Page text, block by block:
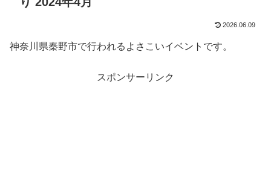
2026.06.09
神奈川県秦野市で行われるよさこいイベントです。
スポンサーリンク